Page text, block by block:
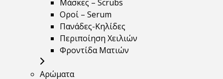
Μάσκες – Scrubs
Οροί – Serum
Πανάδες-Κηλίδες
Περιποίηση Χειλιών
Φροντίδα Ματιών
Αρώματα